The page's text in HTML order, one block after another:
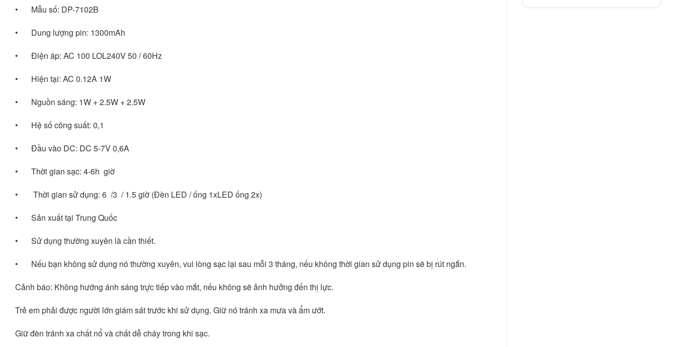
là:
tại
•	Mẫu số: DP-7102B
•	Dung lượng pin: 1300mAh
•	Điện áp: AC 100 LOL240V 50 / 60Hz
•	Hiện tại: AC 0.12A 1W
•	Nguồn sáng: 1W + 2.5W + 2.5W
•	Hệ số công suất: 0,1
•	Đầu vào DC: DC 5-7V 0,6A
•	Thời gian sạc: 4-6h  giờ
•	 Thời gian sử dụng: 6  /3  / 1.5 giờ (Đèn LED / ống 1xLED ống 2x)
•	Sản xuất tại Trung Quốc
•	Sử dụng thường xuyên là cần thiết.
•	Nếu bạn không sử dụng nó thường xuyên, vui lòng sạc lại sau mỗi 3 tháng, nếu không thời gian sử dụng pin sẽ bị rút ngắn.
Cảnh báo: Không hướng ánh sáng trực tiếp vào mắt, nếu không sẽ ảnh hưởng đến thị lực.
Trẻ em phải được người lớn giám sát trước khi sử dụng. Giữ nó tránh xa mưa và ẩm ướt.
Giữ đèn tránh xa chất nổ và chất dễ cháy trong khi sạc.